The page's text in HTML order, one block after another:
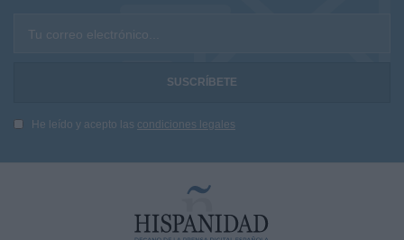
Tu correo electrónico...
He leído y acepto las condiciones legales